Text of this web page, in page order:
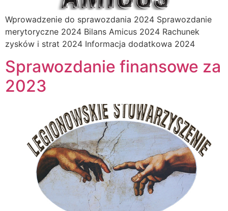
Wprowadzenie do sprawozdania 2024 Sprawozdanie
merytoryczne 2024 Bilans Amicus 2024 Rachunek
zysków i strat 2024 Informacja dodatkowa 2024
Sprawozdanie finansowe za
2023